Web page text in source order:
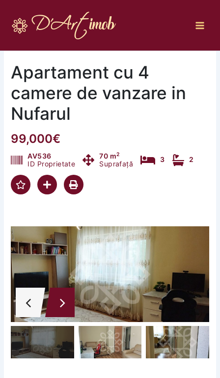
content
Apartament cu 4
camere de vanzare in
Nufarul
99,000€
AV536
ID Proprietate
70 m2
Suprafață
3 2